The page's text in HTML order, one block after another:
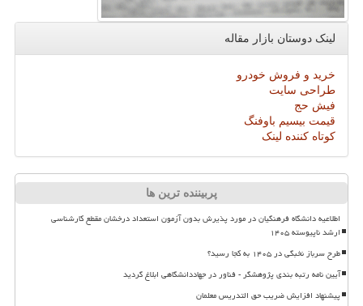
لینک دوستان بازار مقاله
خرید و فروش خودرو
طراحی سایت
فیش حج
قیمت بیسیم باوفنگ
کوتاه کننده لینک
پربیننده ترین ها
اطلاعیه دانشگاه فرهنگیان در مورد پذیرش بدون آزمون استعداد درخشان مقطع کارشناسی
ارشد ناپیوسته ۱۴۰۵
طرح سرباز نخبگی در ۱۴۰۵ به کجا رسید؟
آیین نامه رتبه بندی پژوهشگر - فناور در جهاددانشگاهی ابلاغ گردید
پیشنهاد افزایش ضریب حق التدریس معلمان